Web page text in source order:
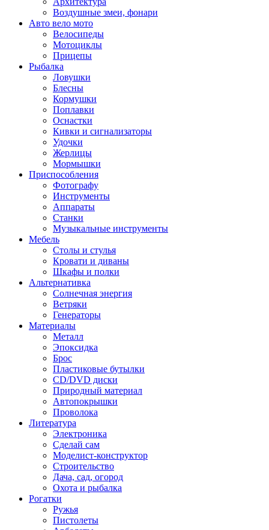
Воздушные змеи, фонари
Авто вело мото
Велосипеды
Мотоциклы
Прицепы
Рыбалка
Ловушки
Блесны
Кормушки
Поплавки
Оснастки
Кивки и сигнализаторы
Удочки
Жерлицы
Мормышки
Приспособления
Фотографу
Инструменты
Аппараты
Станки
Музыкальные инструменты
Мебель
Столы и стулья
Кровати и диваны
Шкафы и полки
Альтернативка
Солнечная энергия
Ветряки
Генераторы
Материалы
Металл
Эпоксидка
Брос
Пластиковые бутылки
CD/DVD диски
Природный материал
Автопокрышки
Проволока
Литература
Электроника
Сделай сам
Моделист-конструктор
Строительство
Дача, сад, огород
Охота и рыбалка
Рогатки
Ружья
Пистолеты